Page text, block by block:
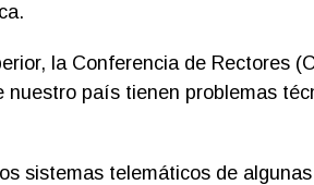
la Conferencia de Rectores
nuestro país tienen problemas
sistemas telemáticos de